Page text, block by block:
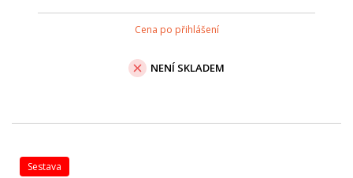
Cena po přihlášení
NENÍ SKLADEM
sestava